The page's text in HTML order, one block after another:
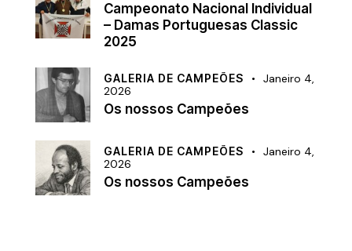
Campeonato Nacional Individual
– Damas Portuguesas Classic
2025
GALERIA DE CAMPEÕES
Janeiro 4,
2026
Os nossos Campeões
GALERIA DE CAMPEÕES
Janeiro 4,
2026
Os nossos Campeões